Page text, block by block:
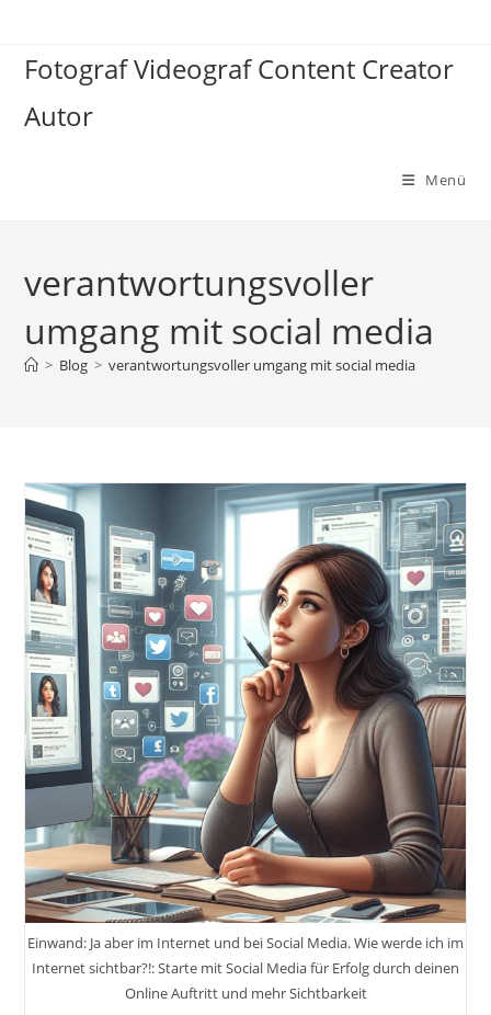
springen
Fotograf Videograf Content Creator
Autor
Menü
verantwortungsvoller
umgang mit social media
> Blog > verantwortungsvoller umgang mit social media
Einwand: Ja aber im Internet und bei Social Media. Wie werde ich im
Internet sichtbar?!: Starte mit Social Media für Erfolg durch deinen
Online Auftritt und mehr Sichtbarkeit